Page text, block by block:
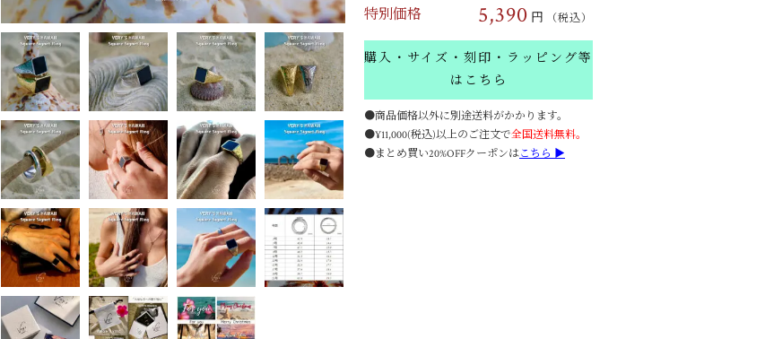
特別価格 5,390 円 （税込）
購入・サイズ・刻印・ラッピング等
はこちら
●商品価格以外に別途送料がかかります。
●¥11,000(税込)以上のご注文で全国送料無料。
●まとめ買い20%OFFクーポンはこちら ▶